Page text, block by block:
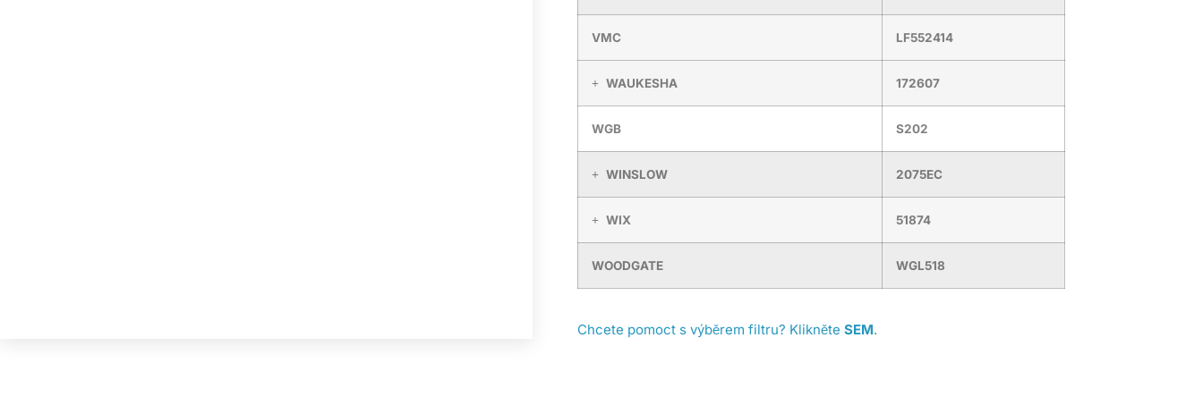
VMC LF552414
WAUKESHA 172607
WGB S202
WINSLOW 2075EC
WIX 51874
WOODGATE WGL518
Chcete pomoct s výběrem filtru? Klikněte SEM.